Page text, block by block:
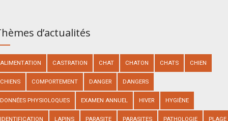
d’actualités
ALIMENTATION CASTRATION CHAT CHATON CHATS CHIEN
CHIENS COMPORTEMENT DANGER DANGERS
DONNÉES PHYSIOLOQUES EXAMEN ANNUEL HIVER HYGIÈNE
IDENTIFICATION LAPINS PARASITE PARASITES PATHOLOGIE PLAGE